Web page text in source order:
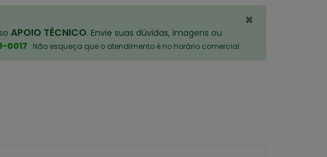
×
APOIO TÉCNICO. Envie suas dúvidas, imagens ou
0017 Não esqueça que o atendimento é no horário comercial.